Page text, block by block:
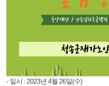
- 일시 : 2023년 4월 26일(수)